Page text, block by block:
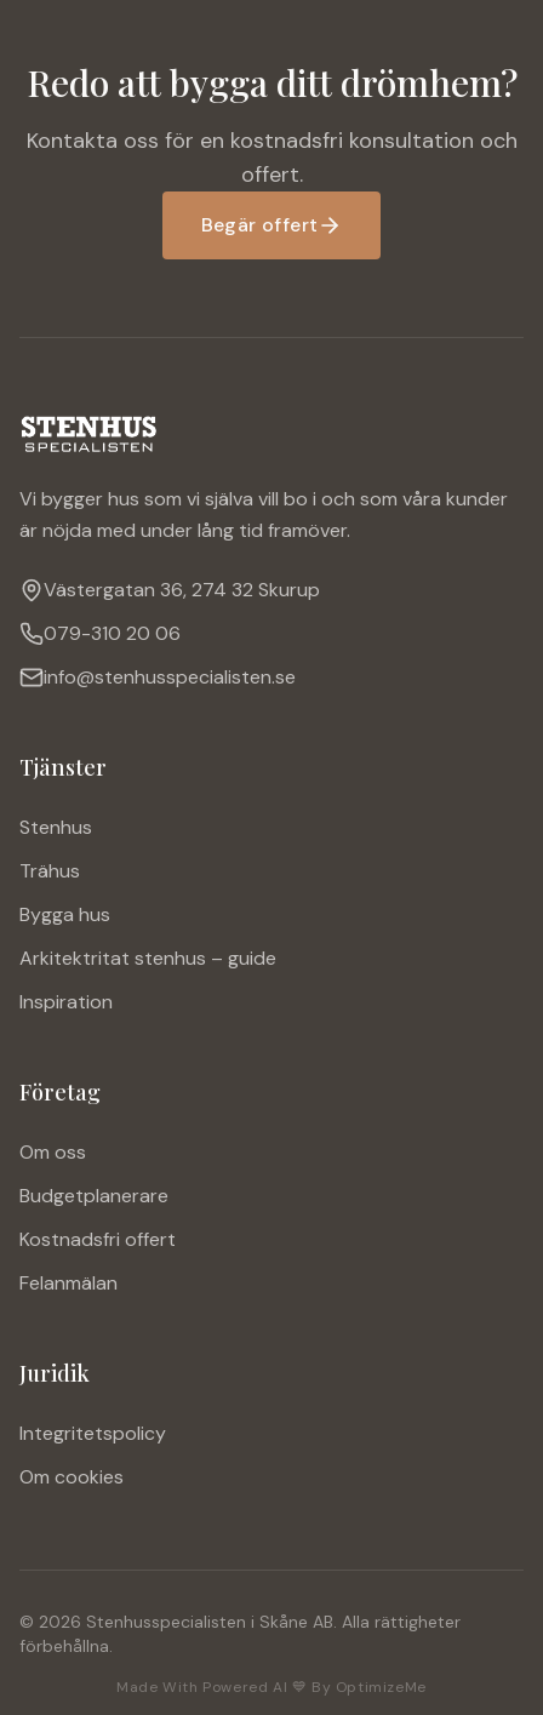
Redo att bygga ditt drömhem?
Kontakta oss för en kostnadsfri konsultation och
offert.
Begär offert
Vi bygger hus som vi själva vill bo i och som våra kunder
är nöjda med under lång tid framöver.
Västergatan 36, 274 32 Skurup
079-310 20 06
info@stenhusspecialisten.se
Tjänster
Stenhus
Trähus
Bygga hus
Arkitektritat stenhus – guide
Inspiration
Företag
Om oss
Budgetplanerare
Kostnadsfri offert
Felanmälan
Juridik
Integritetspolicy
Om cookies
© 2026 Stenhusspecialisten i Skåne AB. Alla rättigheter
förbehållna.
Made With Powered AI 💙 By OptimizeMe